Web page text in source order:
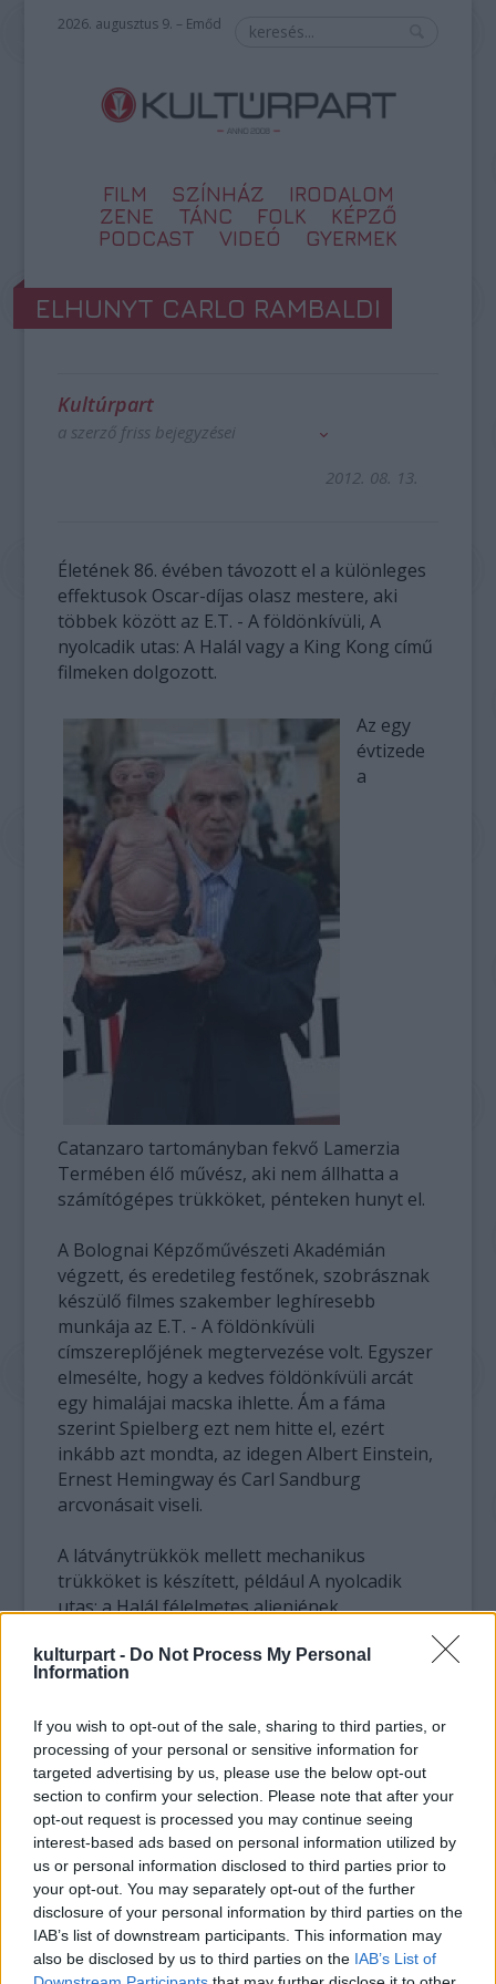
kulturpart - Do Not Process My Personal
Information
If you wish to opt-out of the sale, sharing to third parties, or
processing of your personal or sensitive information for
targeted advertising by us, please use the below opt-out
section to confirm your selection. Please note that after your
opt-out request is processed you may continue seeing
interest-based ads based on personal information utilized by
us or personal information disclosed to third parties prior to
your opt-out. You may separately opt-out of the further
disclosure of your personal information by third parties on the
IAB’s list of downstream participants. This information may
also be disclosed by us to third parties on the IAB’s List of
2026. augusztus 9. – Emőd
FILM SZÍNHÁZ
IRODALOM
ZENE
TÁNC FOLK
KÉPZŐ
PODCAST
VIDEÓ GYERMEK
ELHUNYT CARLO RAMBALDI
Kultúrpart
a szerző friss bejegyzései
2012. 08. 13.
Életének 86. évében távozott el a különleges
effektusok Oscar-díjas olasz mestere, aki
többek között az E.T. - A földönkívüli, A
nyolcadik utas: A Halál vagy a King Kong című
filmeken dolgozott.
Az egy
évtizede
a
Catanzaro tartományban fekvő Lamerzia
Termében élő művész, aki nem állhatta a
számítógépes trükköket, pénteken hunyt el.
A Bolognai Képzőművészeti Akadémián
végzett, és eredetileg festőnek, szobrásznak
készülő filmes szakember leghíresebb
munkája az E.T. - A földönkívüli
címszereplőjének megtervezése volt. Egyszer
elmesélte, hogy a kedves földönkívüli arcát
egy himalájai macska ihlette. Ám a fáma
szerint Spielberg ezt nem hitte el, ezért
inkább azt mondta, az idegen Albert Einstein,
Ernest Hemingway és Carl Sandburg
arcvonásait viseli.
A látványtrükkök mellett mechanikus
trükköket is készített, például A nyolcadik
utas: a Halál félelmetes alienjének
Az E.T.- ért 1983-ban, A nyolcadik utasért
évvel korábban, 1977-ben a Jeff Bridges és
Jessica Lange főszereplésével forgatott King
Kongért nyerte el az Amerikai Filmakadémia
elismerését.
Mint egy interjújában kifejtette: a digitális
technika úgy nyolcszor többe kerül, mint a
mechanikus. Az E. T. egymillió dollárba került
és három hónap alatt elkészült.
Számítógéppel ugyanakkor legalább kétszáz